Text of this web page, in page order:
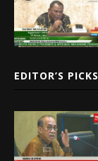
EDITOR’S PICKS